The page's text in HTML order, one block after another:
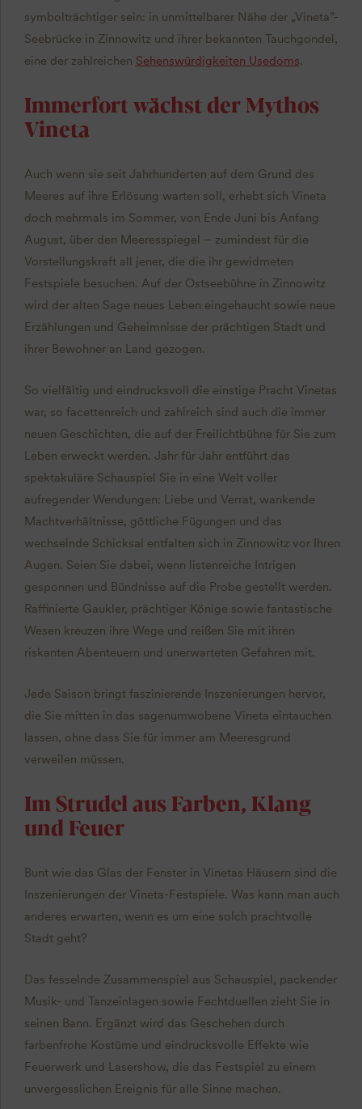
symbolträchtiger sein: in unmittelbarer Nähe der „Vineta”-
Seebrücke in Zinnowitz und ihrer bekannten Tauchgondel,
eine der zahlreichen Sehenswürdigkeiten Usedoms.
Immerfort wächst der Mythos
Vineta
Auch wenn sie seit Jahrhunderten auf dem Grund des
Meeres auf ihre Erlösung warten soll, erhebt sich Vineta
doch mehrmals im Sommer, von Ende Juni bis Anfang
August, über den Meeresspiegel – zumindest für die
Vorstellungskraft all jener, die die ihr gewidmeten
Festspiele besuchen. Auf der Ostseebühne in Zinnowitz
wird der alten Sage neues Leben eingehaucht sowie neue
Erzählungen und Geheimnisse der prächtigen Stadt und
ihrer Bewohner an Land gezogen.
So vielfältig und eindrucksvoll die einstige Pracht Vinetas
war, so facettenreich und zahlreich sind auch die immer
neuen Geschichten, die auf der Freilichtbühne für Sie zum
Leben erweckt werden. Jahr für Jahr entführt das
spektakuläre Schauspiel Sie in eine Welt voller
aufregender Wendungen: Liebe und Verrat, wankende
Machtverhältnisse, göttliche Fügungen und das
wechselnde Schicksal entfalten sich in Zinnowitz vor Ihren
Augen. Seien Sie dabei, wenn listenreiche Intrigen
gesponnen und Bündnisse auf die Probe gestellt werden.
Raffinierte Gaukler, prächtiger Könige sowie fantastische
Wesen kreuzen ihre Wege und reißen Sie mit ihren
riskanten Abenteuern und unerwarteten Gefahren mit.
Jede Saison bringt faszinierende Inszenierungen hervor,
die Sie mitten in das sagenumwobene Vineta eintauchen
lassen, ohne dass Sie für immer am Meeresgrund
verweilen müssen.
Im Strudel aus Farben, Klang
und Feuer
Bunt wie das Glas der Fenster in Vinetas Häusern sind die
Inszenierungen der Vineta-Festspiele. Was kann man auch
anderes erwarten, wenn es um eine solch prachtvolle
Stadt geht?
Das fesselnde Zusammenspiel aus Schauspiel, packender
Musik- und Tanzeinlagen sowie Fechtduellen zieht Sie in
seinen Bann. Ergänzt wird das Geschehen durch
farbenfrohe Kostüme und eindrucksvolle Effekte wie
Feuerwerk und Lasershow, die das Festspiel zu einem
unvergesslichen Ereignis für alle Sinne machen.